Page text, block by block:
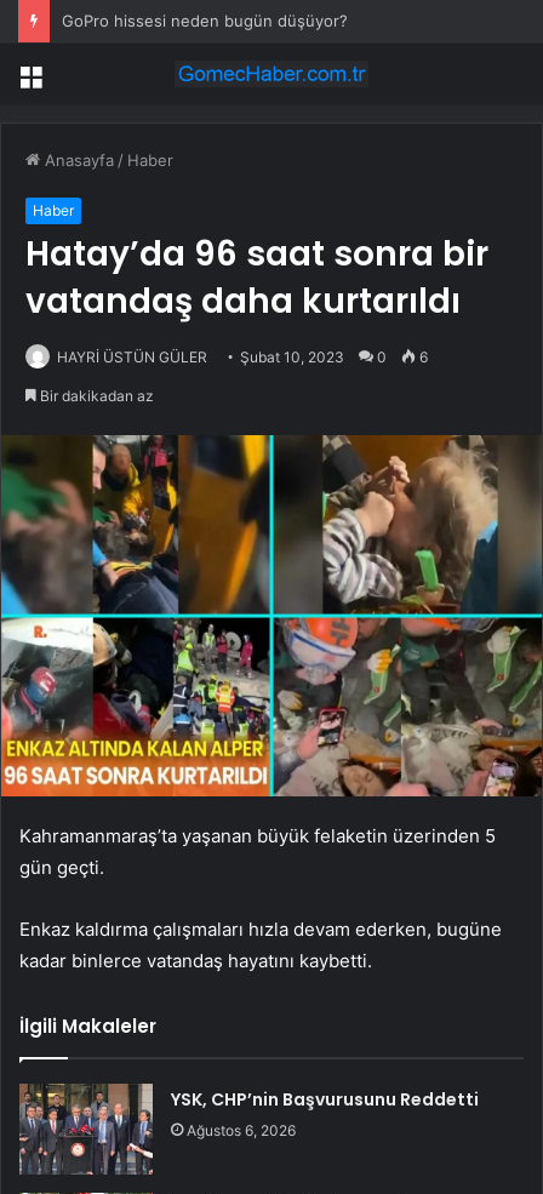
GoPro hissesi neden bugün düşüyor?
Menü
Anasayfa / Haber
Haber
Hatay’da 96 saat sonra bir
vatandaş daha kurtarıldı
HAYRİ ÜSTÜN GÜLER Şubat 10, 2023 0 6
Bir dakikadan az
Kahramanmaraş’ta yaşanan büyük felaketin üzerinden 5
gün geçti.
Enkaz kaldırma çalışmaları hızla devam ederken, bugüne
kadar binlerce vatandaş hayatını kaybetti.
İlgili Makaleler
YSK, CHP’nin Başvurusunu Reddetti
Ağustos 6, 2026